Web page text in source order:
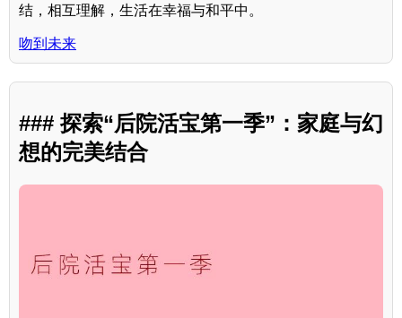
结，相互理解，生活在幸福与和平中。
吻到未来
### 探索“后院活宝第一季”：家庭与幻
想的完美结合